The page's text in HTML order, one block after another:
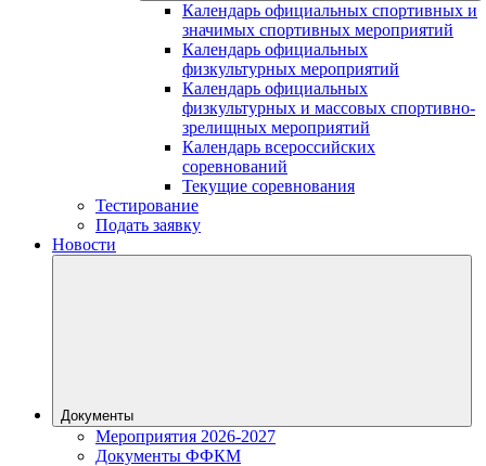
Календарь официальных спортивных и
значимых спортивных мероприятий
Календарь официальных
физкультурных мероприятий
Календарь официальных
физкультурных и массовых спортивно-
зрелищных мероприятий
Календарь всероссийских
соревнований
Текущие соревнования
Тестирование
Подать заявку
Новости
Документы
Мероприятия 2026-2027
Документы ФФКМ